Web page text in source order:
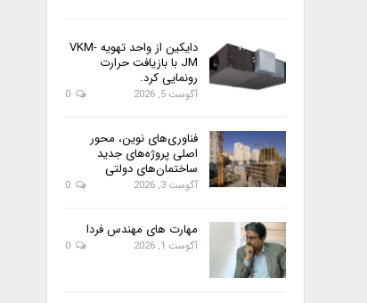
دایکین از واحد تهویه VKM-
JM با بازیافت حرارت
رونمایی کرد.
آگوست 5, 2026
فناوری‌های نوین، محور
اصلی پروژه‌های جدید
ساختمان‌های دولتی
آگوست 3, 2026
مهارت های مهندس فردا
آگوست 1, 2026